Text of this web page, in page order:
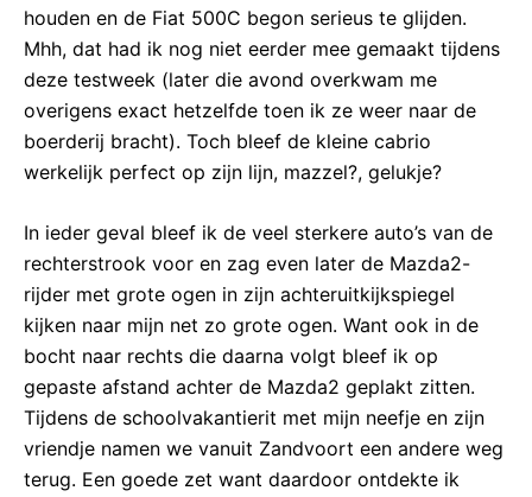
houden en de Fiat 500C begon serieus te glijden.
Mhh, dat had ik nog niet eerder mee gemaakt tijdens
deze testweek (later die avond overkwam me
overigens exact hetzelfde toen ik ze weer naar de
boerderij bracht). Toch bleef de kleine cabrio
werkelijk perfect op zijn lijn, mazzel?, gelukje?
In ieder geval bleef ik de veel sterkere auto’s van de
rechterstrook voor en zag even later de Mazda2-
rijder met grote ogen in zijn achteruitkijkspiegel
kijken naar mijn net zo grote ogen. Want ook in de
bocht naar rechts die daarna volgt bleef ik op
gepaste afstand achter de Mazda2 geplakt zitten.
Tijdens de schoolvakantierit met mijn neefje en zijn
vriendje namen we vanuit Zandvoort een andere weg
terug. Een goede zet want daardoor ontdekte ik